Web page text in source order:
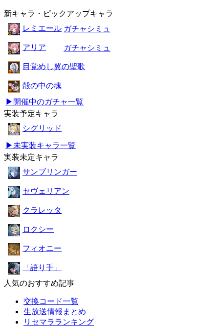
新キャラ・ピックアップキャラ
レミエール ガチャシミュ
アリア ガチャシミュ
目覚めし翼の聖歌
殻の中の魂
▶開催中のガチャ一覧
実装予定キャラ
シグリッド
▶未実装キャラ一覧
実装未定キャラ
サンブリンガー
セヴェリアン
クラレッタ
ロクシー
フィオニー
「語り手」
人気のおすすめ記事
交換コード一覧
生放送情報まとめ
リセマラランキング